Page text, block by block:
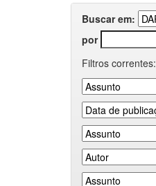
Buscar em:
por
Filtros correntes: